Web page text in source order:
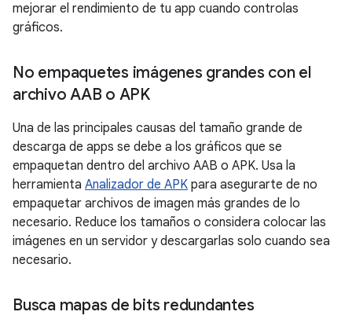
mejorar el rendimiento de tu app cuando controlas
gráficos.
No empaquetes imágenes grandes con el
archivo AAB o APK
Una de las principales causas del tamaño grande de
descarga de apps se debe a los gráficos que se
empaquetan dentro del archivo AAB o APK. Usa la
herramienta Analizador de APK para asegurarte de no
empaquetar archivos de imagen más grandes de lo
necesario. Reduce los tamaños o considera colocar las
imágenes en un servidor y descargarlas solo cuando sea
necesario.
Busca mapas de bits redundantes